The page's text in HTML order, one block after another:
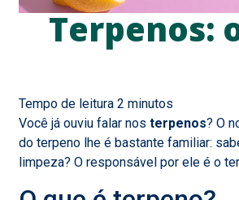
Terpenos:
Você já ouviu falar nos terpenos? O
do terpeno lhe é bastante familiar:
limpeza? O responsável por ele é o